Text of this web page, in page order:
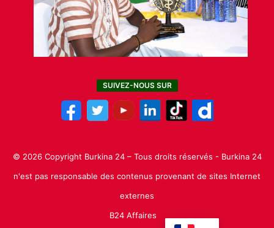
SUIVEZ-NOUS SUR
© 2026 Copyright Burkina 24 – Tous droits réservés - Burkina 24
n'est pas responsable des contenus provenant de sites Internet
externes
B24 Affaires